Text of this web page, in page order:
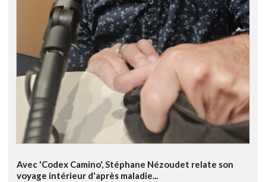
Avec 'Codex Camino', Stéphane Nézoudet relate son
voyage intérieur d'après maladie...